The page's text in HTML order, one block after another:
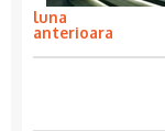
luna
anterioara